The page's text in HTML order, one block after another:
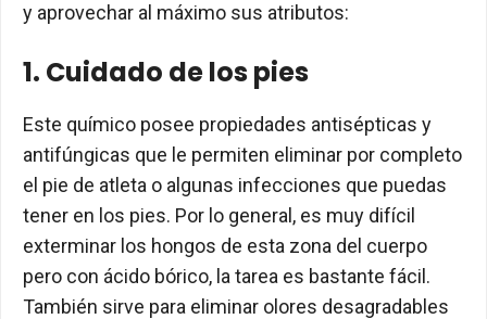
y aprovechar al máximo sus atributos:
1. Cuidado de los pies
Este químico posee propiedades antisépticas y
antifúngicas que le permiten eliminar por completo
el pie de atleta o algunas infecciones que puedas
tener en los pies. Por lo general, es muy difícil
exterminar los hongos de esta zona del cuerpo
pero con ácido bórico, la tarea es bastante fácil.
También sirve para eliminar olores desagradables